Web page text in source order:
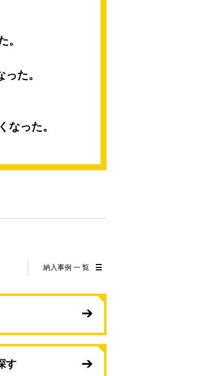
。
た。
なった。
納入事例 一 覧
す